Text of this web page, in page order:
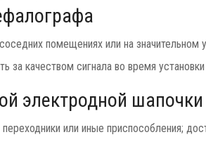
помещениях или на значительном
качеством сигнала во время
электродной шапочки
или иные приспособления;